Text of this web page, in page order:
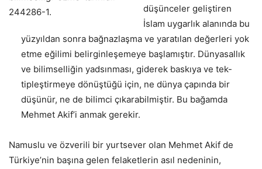
düşünceler geliştiren
İslam uygarlık alanında bu
yüzyıldan sonra bağnazlaşma ve yaratılan değerleri yok
etme eğilimi belirginleşemeye başlamıştır. Dünyasallık
ve bilimselliğin yadsınması, giderek baskıya ve tek-
tipleştirmeye dönüştüğü için, ne dünya çapında bir
düşünür, ne de bilimci çıkarabilmiştir. Bu bağamda
Mehmet Akif’i anmak gerekir.
Namuslu ve özverili bir yurtsever olan Mehmet Akif de
Türkiye’nin başına gelen felaketlerin asıl nedeninin,